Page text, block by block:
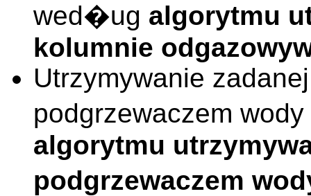
wed�ug algorytmu
kolumnie
Utrzymywanie
podgrzewaczem
algorytmu
podgrzewaczem